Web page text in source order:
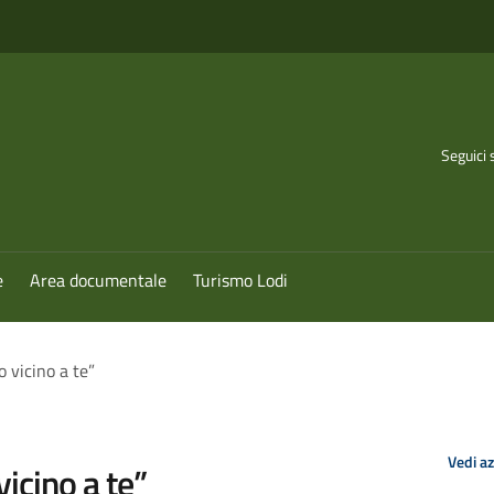
Seguici
Area documentale Turismo Lodi
vicino a te”
a te” Vedi